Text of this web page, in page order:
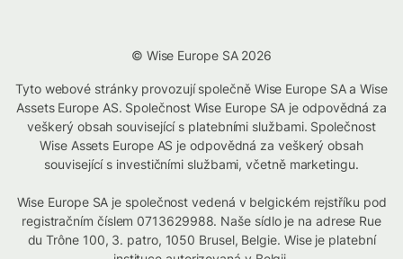
© Wise Europe SA 2026
Tyto webové stránky provozují společně Wise Europe SA a Wise
Assets Europe AS. Společnost Wise Europe SA je odpovědná za
veškerý obsah související s platebními službami. Společnost
Wise Assets Europe AS je odpovědná za veškerý obsah
související s investičními službami, včetně marketingu.
Wise Europe SA je společnost vedená v belgickém rejstříku pod
registračním číslem 0713629988. Naše sídlo je na adrese Rue
du Trône 100, 3. patro, 1050 Brusel, Belgie. Wise je platební